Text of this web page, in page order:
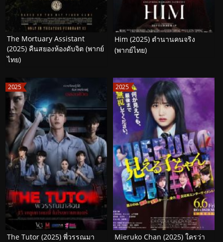
The Mortuary Assistant
(2025) คืนสยองห้องดับจิต (พากย์
ไทย)
Him (2025) ตำนานคนจริง
(พากย์ไทย)
2025
The Tutor (2025) พี่วรรณมา
2025
Mieruko Chan (2025) ใครว่า